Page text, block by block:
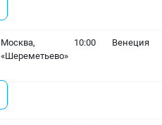
Москва,
«Шереметьево»
10:00 Венеция